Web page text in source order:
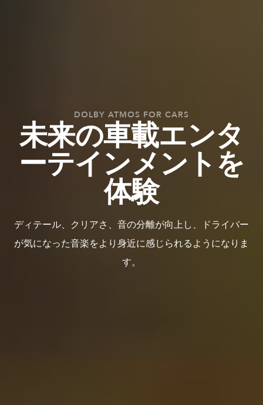
DOLBY ATMOS FOR CARS
未来の車載エンタ
ーテインメントを
体験
ディテール、クリアさ、音の分離が向上し、ドライバー
が気になった音楽をより身近に感じられるようになりま
す。